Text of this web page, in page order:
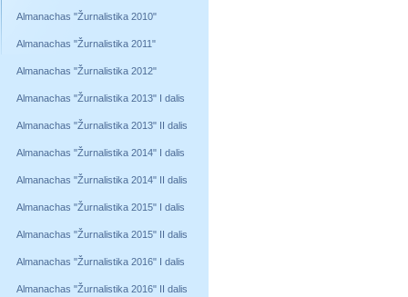
Almanachas "Žurnalistika 2010"
Almanachas "Žurnalistika 2011"
Almanachas "Žurnalistika 2012"
Almanachas "Žurnalistika 2013" I dalis
Almanachas "Žurnalistika 2013" II dalis
Almanachas "Žurnalistika 2014" I dalis
Almanachas "Žurnalistika 2014" II dalis
Almanachas "Žurnalistika 2015" I dalis
Almanachas "Žurnalistika 2015" II dalis
Almanachas "Žurnalistika 2016" I dalis
Almanachas "Žurnalistika 2016" II dalis